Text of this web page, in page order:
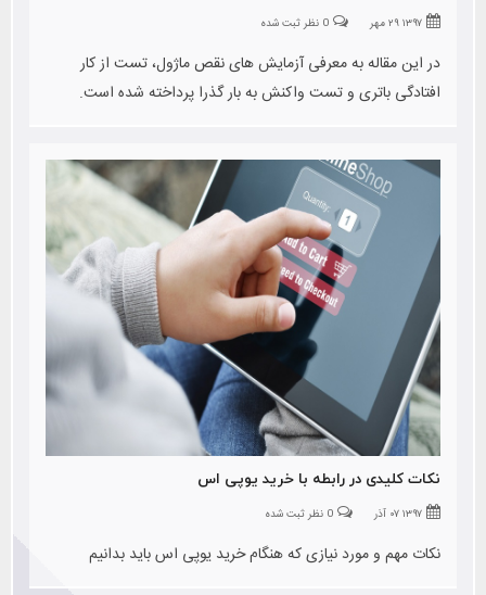
۱۳۹۷ ۲۹ مهر 0 نظر ثبت شده
در این مقاله به معرفی آزمایش های نقص ماژول، تست از کار
افتادگی باتری و تست واکنش به بار گذرا پرداخته شده است.
نکات کلیدی در رابطه با خرید یوپی اس
۱۳۹۷ ۰۷ آذر 0 نظر ثبت شده
نکات مهم و مورد نیازی که هنگام خرید یوپی اس باید بدانیم